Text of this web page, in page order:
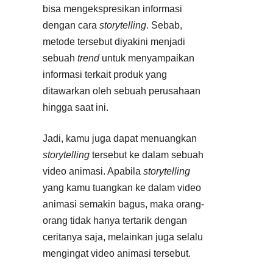
bisa mengekspresikan informasi
dengan cara storytelling. Sebab,
metode tersebut diyakini menjadi
sebuah trend untuk menyampaikan
informasi terkait produk yang
ditawarkan oleh sebuah perusahaan
hingga saat ini.
Jadi, kamu juga dapat menuangkan
storytelling tersebut ke dalam sebuah
video animasi. Apabila storytelling
yang kamu tuangkan ke dalam video
animasi semakin bagus, maka orang-
orang tidak hanya tertarik dengan
ceritanya saja, melainkan juga selalu
mengingat video animasi tersebut.